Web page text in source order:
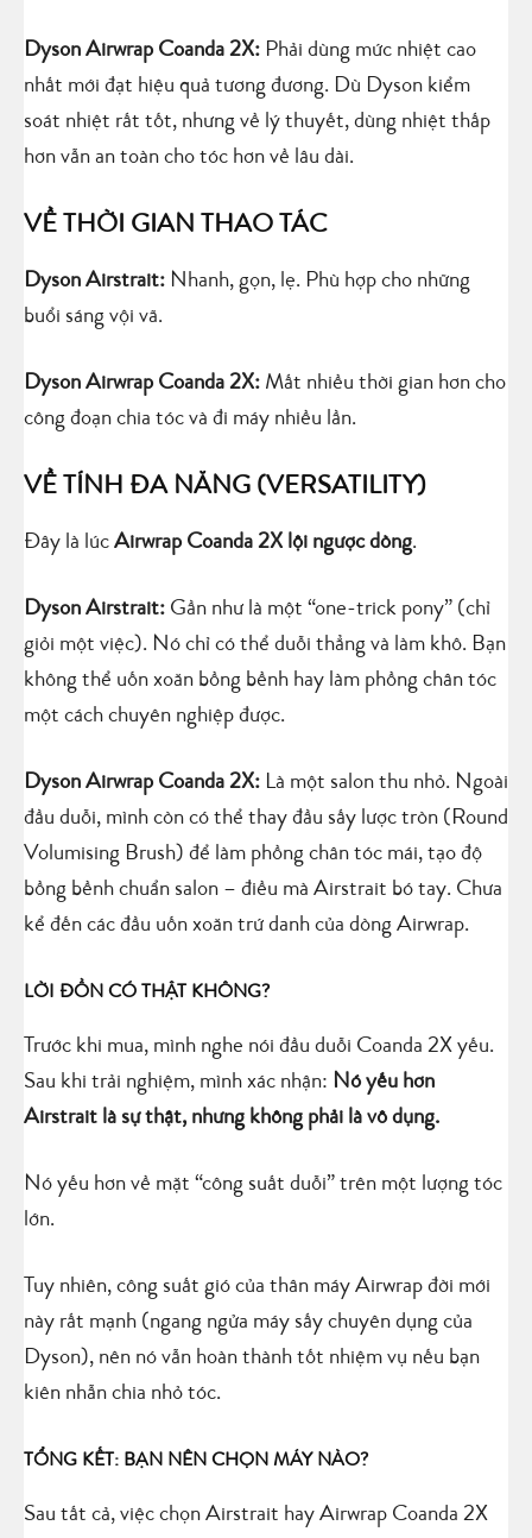
Dyson Airwrap Coanda 2X: Phải dùng mức nhiệt cao
nhất mới đạt hiệu quả tương đương. Dù Dyson kiểm
soát nhiệt rất tốt, nhưng về lý thuyết, dùng nhiệt thấp
hơn vẫn an toàn cho tóc hơn về lâu dài.
VỀ THỜI GIAN THAO TÁC
Dyson Airstrait: Nhanh, gọn, lẹ. Phù hợp cho những
buổi sáng vội vã.
Dyson Airwrap Coanda 2X: Mất nhiều thời gian hơn cho
công đoạn chia tóc và đi máy nhiều lần.
VỀ TÍNH ĐA NĂNG (VERSATILITY)
Đây là lúc Airwrap Coanda 2X lội ngược dòng.
Dyson Airstrait: Gần như là một “one-trick pony” (chỉ
giỏi một việc). Nó chỉ có thể duỗi thẳng và làm khô. Bạn
không thể uốn xoăn bồng bềnh hay làm phồng chân tóc
một cách chuyên nghiệp được.
Dyson Airwrap Coanda 2X: Là một salon thu nhỏ. Ngoài
đầu duỗi, mình còn có thể thay đầu sấy lược tròn (Round
Volumising Brush) để làm phồng chân tóc mái, tạo độ
bồng bềnh chuẩn salon – điều mà Airstrait bó tay. Chưa
kể đến các đầu uốn xoăn trứ danh của dòng Airwrap.
LỜI ĐỒN CÓ THẬT KHÔNG?
Trước khi mua, mình nghe nói đầu duỗi Coanda 2X yếu.
Sau khi trải nghiệm, mình xác nhận: Nó yếu hơn
Airstrait là sự thật, nhưng không phải là vô dụng.
Nó yếu hơn về mặt “công suất duỗi” trên một lượng tóc
lớn.
Tuy nhiên, công suất gió của thân máy Airwrap đời mới
này rất mạnh (ngang ngửa máy sấy chuyên dụng của
Dyson), nên nó vẫn hoàn thành tốt nhiệm vụ nếu bạn
kiên nhẫn chia nhỏ tóc.
TỔNG KẾT: BẠN NÊN CHỌN MÁY NÀO?
Sau tất cả, việc chọn Airstrait hay Airwrap Coanda 2X